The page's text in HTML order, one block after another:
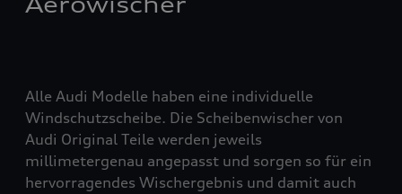
Alle Audi Modelle haben eine individuelle
Windschutzscheibe. Die Scheibenwischer von
Audi Original Teile werden jeweils
millimetergenau angepasst und sorgen so für ein
hervorragendes Wischergebnis und damit auch